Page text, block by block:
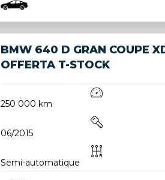
BMW 640 D GRAN COUPE
OFFERTA T-STOCK
250 000 km
06/2015
Semi-automatique